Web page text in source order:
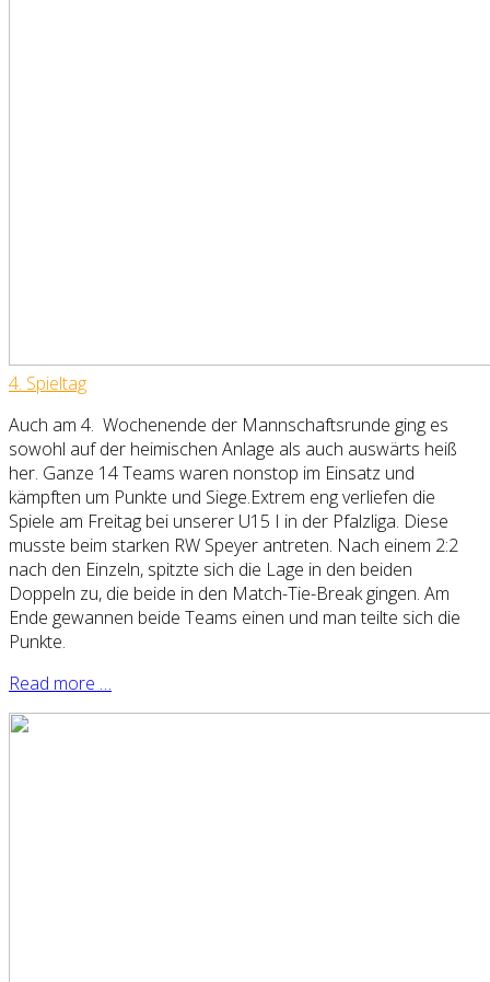
4. Spieltag
Auch am 4. Wochenende der Mannschaftsrunde ging es
sowohl auf der heimischen Anlage als auch auswärts heiß
her. Ganze 14 Teams waren nonstop im Einsatz und
kämpften um Punkte und Siege.Extrem eng verliefen die
Spiele am Freitag bei unserer U15 I in der Pfalzliga. Diese
musste beim starken RW Speyer antreten. Nach einem 2:2
nach den Einzeln, spitzte sich die Lage in den beiden
Doppeln zu, die beide in den Match-Tie-Break gingen. Am
Ende gewannen beide Teams einen und man teilte sich die
Punkte.
Read more …